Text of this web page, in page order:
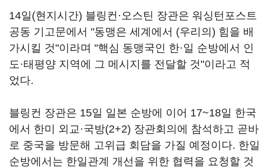
14일(현지시간) 블링컨·오스틴 장관은 워싱턴포스트
공동 기고문에서 "동맹은 세계에서 (우리의) 힘을 배
가시킬 것"이라며 "핵심 동맹국인 한·일 순방에서 인
도·태평양 지역에 그 메시지를 전달할 것"이라고 적
었다.
블링컨 장관은 15일 일본 순방에 이어 17~18일 한국
에서 한미 외교·국방(2+2) 장관회의에 참석하고 곧바
로 중국을 방문해 고위급 회담을 가질 예정이다. 한일
순방에서는 한일관계 개선을 위한 협력을 요청할 것